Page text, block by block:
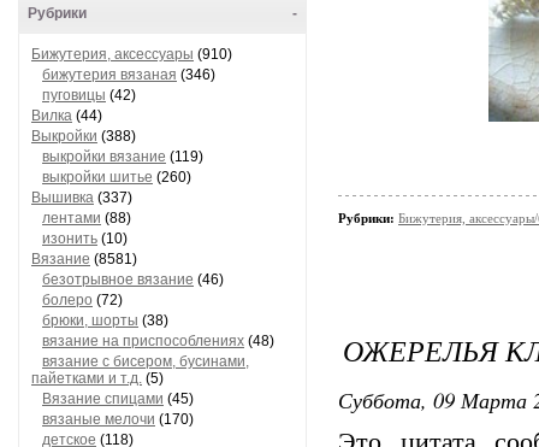
-
Рубрики
Бижутерия, аксессуары (910)
бижутерия вязаная (346)
пуговицы (42)
Вилка (44)
Выкройки (388)
выкройки вязание (119)
выкройки шитье (260)
Вышивка (337)
лентами (88)
изонить (10)
Вязание (8581)
безотрывное вязание (46)
болеро (72)
брюки, шорты (38)
вязание на приспособлениях (48)
вязание с бисером, бусинами,
пайетками и т.д. (5)
Вязание спицами (45)
вязаные мелочи (170)
детское (118)
Рубрики: Бижутерия,
ОЖЕРЕЛЬЯ
Суббота, 09 Марта